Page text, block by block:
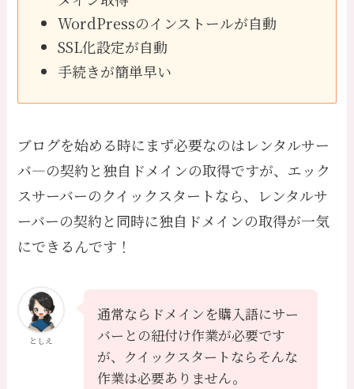
WordPressのインストールが自動
SSL化設定が自動
手続きが簡単早い
ブログを始める時にまず必要なのはレンタルサー
バ―の契約と独自ドメインの取得ですが、エック
スサーバーのクイックスタートなら、レンタルサ
ーバーの契約と同時に独自ドメインの取得が一気
にできるんです！
としえ
通常ならドメインを購入語にサー
バーとの紐付け作業が必要です
が、クイックスタートならそんな
作業は必要ありません。